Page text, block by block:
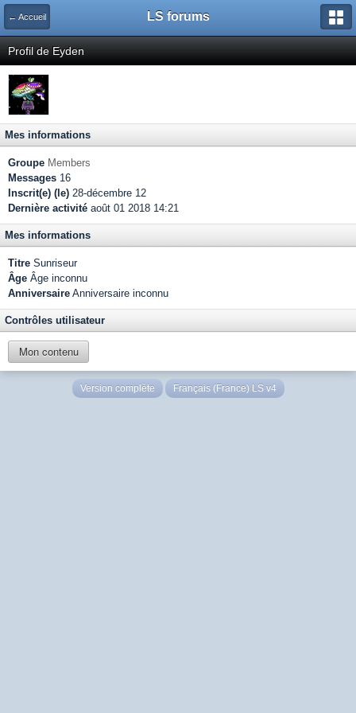
← Accueil LS forums
Profil de Eyden
Mes informations
Groupe Members
Messages 16
Inscrit(e) (le) 28-décembre 12
Dernière activité août 01 2018 14:21
Mes informations
Titre Sunriseur
Âge Âge inconnu
Anniversaire Anniversaire inconnu
Contrôles utilisateur
Mon contenu
Version complète Français (France) LS v4